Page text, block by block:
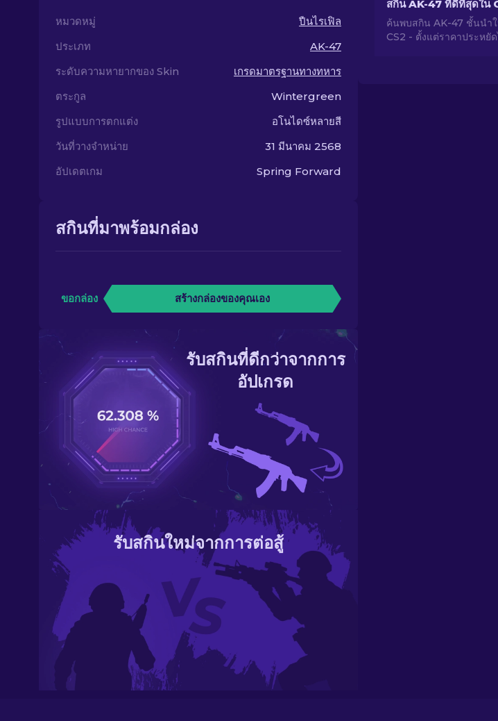
หมวดหมู่
ปืนไรเฟิล
ประเภท
AK-47
ระดับความหายากของ Skin
เกรดมาตรฐานทางทหาร
ตระกูล
Wintergreen
รูปแบบการตกแต่ง
อโนไดซ์หลายสี
วันที่วางจำหน่าย
31 มีนาคม 2568
อัปเดตเกม
Spring Forward
สกินที่มาพร้อมกล่อง
ขอกล่อง สร้างกล่องของคุณเอง
รับสกินที่ดีกว่าจากการ
อัปเกรด
รับสกินใหม่จากการต่อสู้
ค้นพบสกิน AK-47 ชั้นนำ
CS2 - ตั้งแต่ราคาประหยั